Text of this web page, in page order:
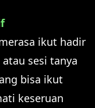
ikut hadir
sesi tanya
bisa ikut
keseruan